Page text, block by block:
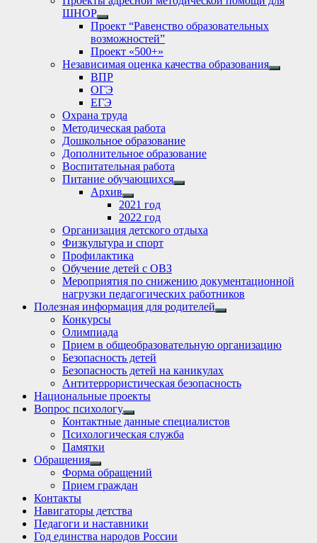
ШНОР
Show
sub
menu
Проект “Равенство образовательных
возможностей”
Проект «500+»
Независимая оценка качества образования
Show
ВПР
ОГЭ
ЕГЭ
Охрана труда
Методическая работа
Дошкольное образование
Дополнительное образование
Воспитательная работа
Питание обучающихся
Show
Архив
Show
sub
menu
2021 год
2022 год
Организация детского отдыха
Физкультура и спорт
Профилактика
Обучение детей с ОВЗ
Мероприятия по снижению документационной
нагрузки педагогических работников
Полезная информация для родителей
Show
Конкурсы
Олимпиада
Прием в общеобразовательную организацию
Безопасность детей
Безопасность детей на каникулах
Антитеррористическая безопасность
Национальные проекты
Вопрос психологу
Show
sub
menu
Контактные данные специалистов
Психологическая служба
Памятки
Обращения
Show
sub
menu
Форма обращений
Прием граждан
Контакты
Навигаторы детства
Педагоги и наставники
Год единства народов России